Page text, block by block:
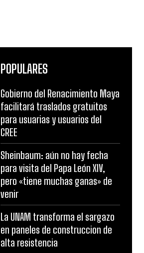
POPULARES
Gobierno del Renacimiento Maya
facilitará traslados gratuitos
para usuarias y usuarios del
CREE
Sheinbaum: aún no hay fecha
para visita del Papa León XIV,
pero «tiene muchas ganas» de
venir
La UNAM transforma el sargazo
en paneles de construccion de
alta resistencia